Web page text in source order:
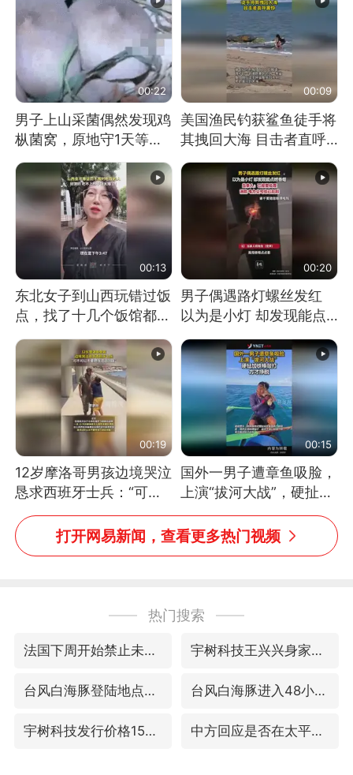
00:22
男子上山采菌偶然发现鸡
枞菌窝，原地守1天等它
长大：挖了140多朵
00:09
美国渔民钓获鲨鱼徒手将
其拽回大海 目击者直呼
震惊 （视频来源：参考
消息）
00:13
东北女子到山西玩错过饭
点，找了十几个饭馆都没
开门：午休到几点
00:20
男子偶遇路灯螺丝发红
以为是小灯 却发现能点
燃香烟 当事人：已报警
处理
00:19
12岁摩洛哥男孩边境哭泣
恳求西班牙士兵：“可不
可以不要把我遣返回国”
00:15
国外一男子遭章鱼吸脸，
上演“拔河大战”，硬扯加
铁棒敲打方才挣脱
打开网易新闻，查看更多热门视频
热门搜索
法国下周开始禁止未经同意的电话营销 宇树科技王兴兴身家有望超200亿元
台风白海豚登陆地点更新 台风白海豚进入48小时警戒线
宇树科技发行价格150.80元/股 中方回应是否在太平洋海底开采稀土